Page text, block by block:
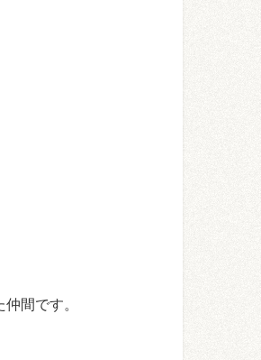
間です。